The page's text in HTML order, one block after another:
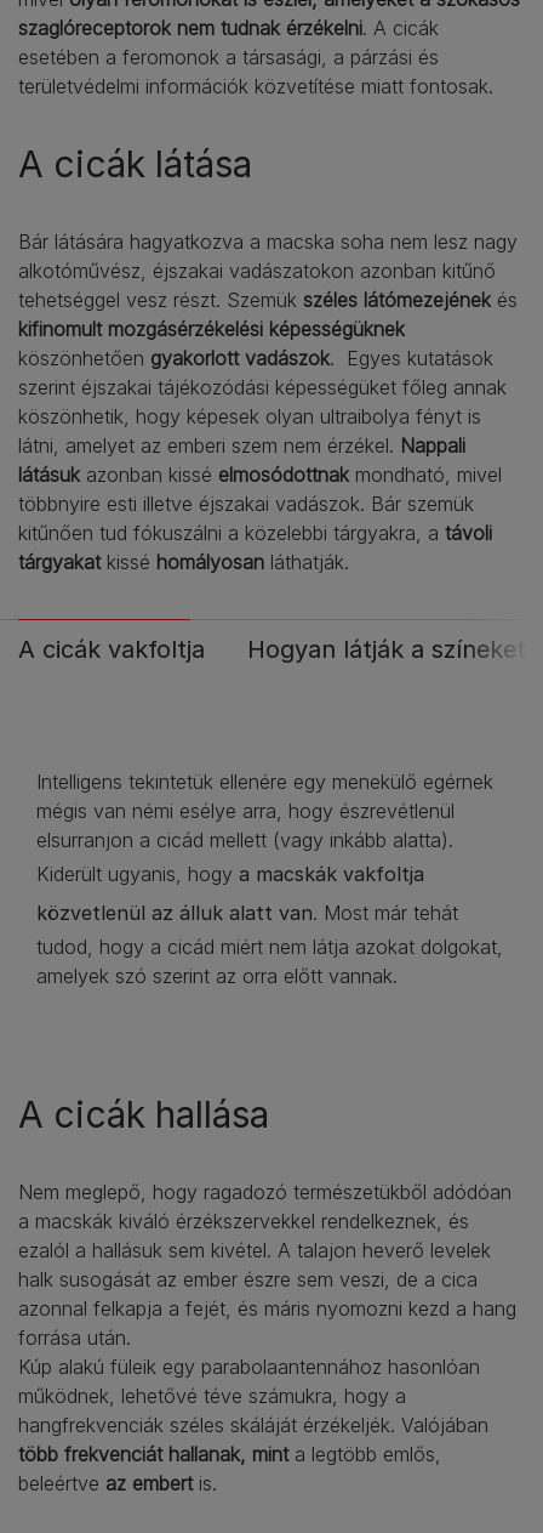
szaglóreceptorok nem tudnak érzékelni. A cicák
esetében a feromonok a társasági, a párzási és
területvédelmi információk közvetítése miatt fontosak.
A cicák látása
Bár látására hagyatkozva a macska soha nem lesz nagy
alkotóművész, éjszakai vadászatokon azonban kitűnő
tehetséggel vesz részt. Szemük széles látómezejének és
kifinomult mozgásérzékelési képességüknek
köszönhetően gyakorlott vadászok. Egyes kutatások
szerint éjszakai tájékozódási képességüket főleg annak
köszönhetik, hogy képesek olyan ultraibolya fényt is
látni, amelyet az emberi szem nem érzékel. Nappali
látásuk azonban kissé elmosódottnak mondható, mivel
többnyire esti illetve éjszakai vadászok. Bár szemük
kitűnően tud fókuszálni a közelebbi tárgyakra, a távoli
tárgyakat kissé homályosan láthatják.
A cicák vakfoltja Hogyan látják a színeket
Intelligens tekintetük ellenére egy menekülő egérnek
mégis van némi esélye arra, hogy észrevétlenül
elsurranjon a cicád mellett (vagy inkább alatta).
Kiderült ugyanis, hogy a macskák vakfoltja
közvetlenül az álluk alatt van. Most már tehát
tudod, hogy a cicád miért nem látja azokat dolgokat,
amelyek szó szerint az orra előtt vannak.
A cicák hallása
Nem meglepő, hogy ragadozó természetükből adódóan
a macskák kiváló érzékszervekkel rendelkeznek, és
ezalól a hallásuk sem kivétel. A talajon heverő levelek
halk susogását az ember észre sem veszi, de a cica
azonnal felkapja a fejét, és máris nyomozni kezd a hang
forrása után.
Kúp alakú füleik egy parabolaantennához hasonlóan
működnek, lehetővé téve számukra, hogy a
hangfrekvenciák széles skáláját érzékeljék. Valójában
több frekvenciát hallanak, minta legtöbb emlős,
beleértve az embert is.